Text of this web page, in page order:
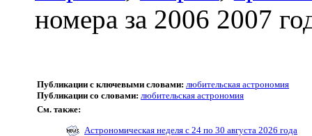
номера за 2006 2007
Публикации с ключевыми словами: любительская астрономия
Публикации со словами: любительская астрономия
См. также:
Астрономическая неделя с 24 по 30 августа 2026 года